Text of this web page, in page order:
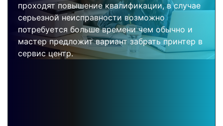
проходят повышение квалификации, в случае
серьезной неисправности возможно
потребуется больше времени чем обычно и
мастер предложит вариант забрать принтер в
сервис центр.